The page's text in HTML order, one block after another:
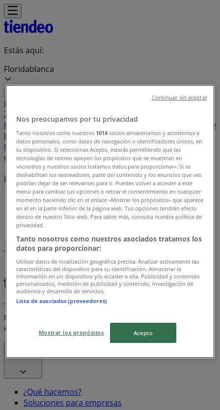
Estás aquí:
Floridablanca
Destacados
Zapatos
Hogar y Muebles Informática y
ElectrónicaFarmacias, Droguerías y Ópticas
Perfumerías y
BellezaRestaurantesJuguetes y BebésDeporteCarros,
Motos y RepuestosFerreterías y ConstrucciónLibros y
CineViajesBancos y Seguros
Marcas locales
Tiendeo en Floridablanca»
Índice marcas
1
Bon Preu
Frito Lay
Tiendeo forma parte de Shopfully, la empresa
tecnológica que está reinventando las compras locales
en todo el mundo.
¿Qué hacemos?
Soluciones para empresas
Nos preocupamos por tu privacidad
Tanto nosotros como nuestros 1014 socios almacenamos y accedemos a
datos personales, como datos de navegación o identificadores únicos, en
tu dispositivo. Si seleccionas Acepto, estarás permitiendo que las
tecnologías de rastreo apoyen los propósitos que se muestran en
«nosotros y nuestros socios tratamos datos para proporcionar». Si se
deshabilitan los rastreadores, parte del contenido y los anuncios que ves
podrían dejar de ser relevantes para ti. Puedes volver a acceder a este
menú para cambiar tus opciones o retirar el consentimiento en cualquier
momento haciendo clic en el enlace «Mostrar los propósitos» que aparece
en el en la parte inferior de la página web. Tus opciones tendrán efecto
dentro de nuestro Sitio web. Para saber más, consulta nuestra política de
privacidad.
Tanto nosotros como nuestros asociados tratamos los
datos para proporcionar:
Utilizar datos de localización geográfica precisa. Analizar activamente las
características del dispositivo para su identificación. Almacenar la
información en un dispositivo y/o acceder a ella. Publicidad y contenido
personalizados, medición de publicidad y contenido, investigación de
audiencia y desarrollo de servicios.
Lista de asociados (proveedores)
Mostrar los propósitos Acepto
Continuar sin aceptar